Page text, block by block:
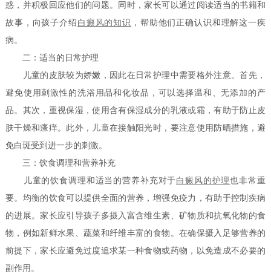
惑，并积极回应他们的问题。同时，家长可以通过阅读适当的书籍和
故事，向孩子介绍 白癜风的知识 ，帮助他们正确认识和理解这一疾
病。
二：适当的日常护理
儿童的皮肤较为娇嫩，因此在日常护理中需要格外注意。首先，
避免使用刺激性的洗浴用品和化妆品，可以选择温和、无添加的产
品。其次，重视保湿，使用含有保湿成分的乳液或霜，有助于防止皮
肤干燥和瘙痒。此外，儿童在接触阳光时，要注意使用防晒措施，避
免白斑受到进一步的刺激。
三：饮食调理和营养补充
儿童的饮食调理和适当的营养补充对于白癜风的护理也非常重
要。均衡的饮食可以提供全面的营养，增强免疫力，有助于控制疾病
的进展。家长应引导孩子多摄入富含维生素、矿物质和抗氧化物的食
物，例如新鲜水果、蔬菜和纤维丰富的食物。在确保摄入足够营养的
前提下，家长应避免过度追求某一种食物或药物，以免造成不必要的
副作用。